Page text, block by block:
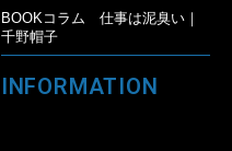
BOOKコラム 仕事は泥臭い｜
千野帽子
INFORMATION